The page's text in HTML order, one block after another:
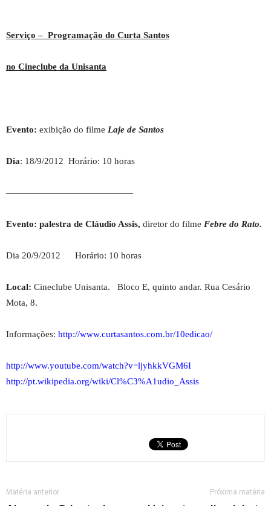
Serviço – Programação do Curta Santos
no Cineclube da Unisanta
Evento: exibição do filme Laje de Santos
Dia: 18/9/2012 Horário: 10 horas
——————————————
Evento: palestra de Cláudio Assis, diretor do filme Febre do Rato.
Dia 20/9/2012 Horário: 10 horas
Local: Cineclube Unisanta. Bloco E, quinto andar. Rua Cesário
Mota, 8.
Informações: http://www.curtasantos.com.br/10edicao/
http://www.youtube.com/watch?v=ljyhkkVGM6I
http://pt.wikipedia.org/wiki/Cl%C3%A1udio_Assis
Matéria anterior Próxima matéria